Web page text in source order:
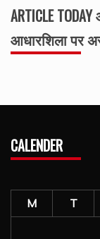
ARTICLE
आधारशिला पर
CALENDER
M
T